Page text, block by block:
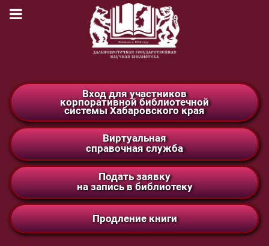
Вход для участников
корпоративной библиотечной
системы Хабаровского края
Виртуальная
справочная служба
Подать заявку
на запись в библиотеку
Продление книги